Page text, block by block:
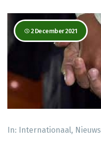
2 December 2021
In: Internationaal, Nieuws